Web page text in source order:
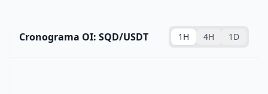
Cronograma OI: SQD/USDT 1H 4H 1D